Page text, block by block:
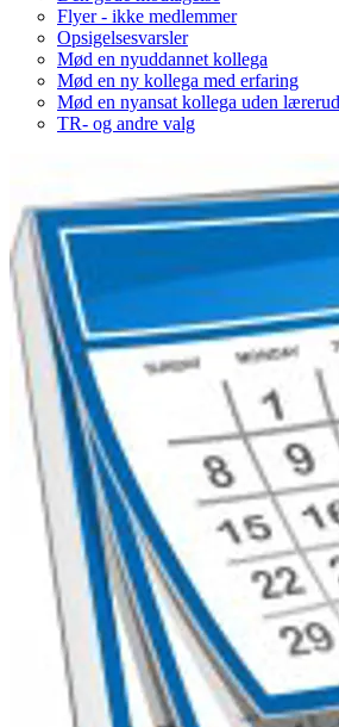
Flyer - ikke medlemmer
Opsigelsesvarsler
Mød en nyuddannet kollega
Mød en ny kollega med erfaring
Mød en nyansat kollega uden
TR- og andre valg